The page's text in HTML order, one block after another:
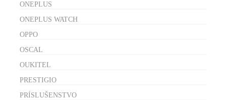
ONEPLUS
ONEPLUS WATCH
OPPO
OSCAL
OUKITEL
PRESTIGIO
PRÍSLUŠENSTVO